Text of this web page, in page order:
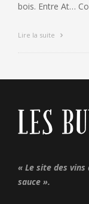
bois. Entre At…
Lire la suite
« Le site des vins
sauce ».